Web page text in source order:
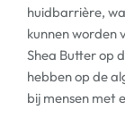
huidbarrière,
kunnen worden
Shea Butter op
hebben op de
bij mensen met